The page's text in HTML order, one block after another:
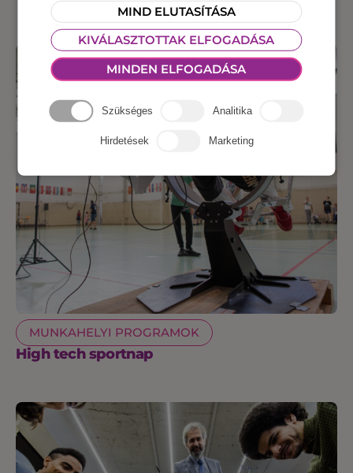
MUNKAHELYI PROGRAMOK
High tech sportnap
MIND ELUTASÍTÁSA
KIVÁLASZTOTTAK ELFOGADÁSA
MINDEN ELFOGADÁSA
Szükséges Analitika
Hirdetések Marketing